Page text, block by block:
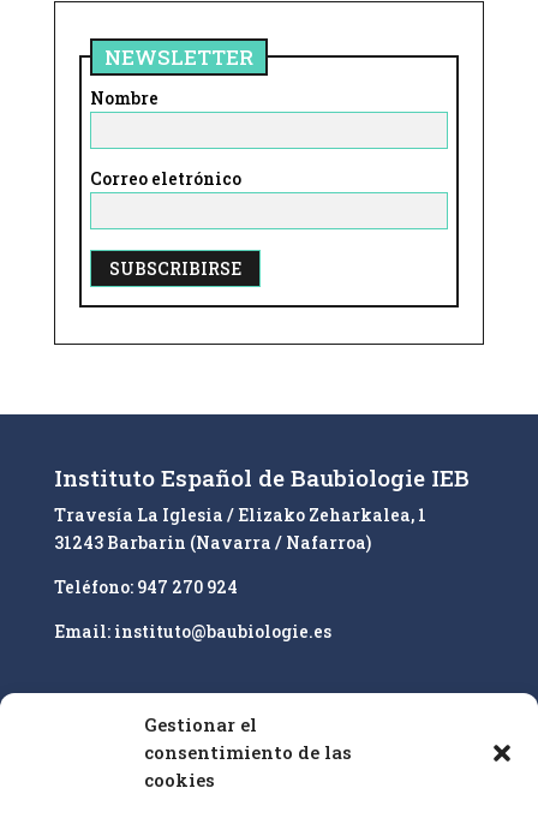
Gestionar el
consentimiento de las
cookies
NEWSLETTER
Nombre
Correo eletrónico
e
n
t
i
v
:
Instituto Español de Baubiologie IEB
Travesía La Iglesia / Elizako Zeharkalea, 1
31243 Barbarin (Navarra / Nafarroa)
Teléfono: 947 270 924
Email: instituto@baubiologie.es
Nuestro enfoque es la educación superior y la
cualificación profesional de especialistas en